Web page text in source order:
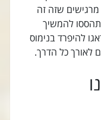
שזה זה
להמשיך
להיפרד בנימוס
לאורך כל הדרך.